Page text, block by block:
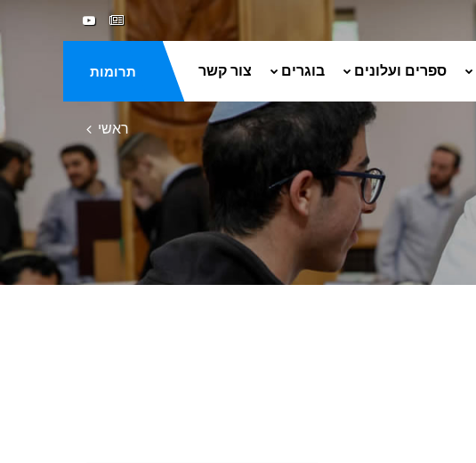
תרומות ספרים ועלונים בוגרים צור קשר
ראשי